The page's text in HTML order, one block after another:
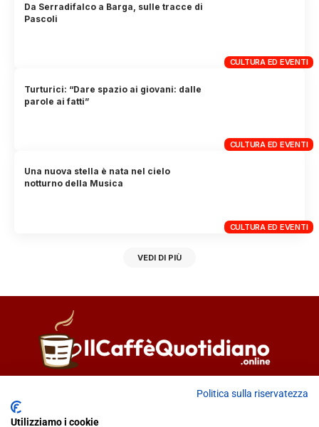
CULTURA ED EVENTI
Da Serradifalco a Barga, sulle tracce di
Pascoli
CULTURA ED EVENTI
Turturici: “Dare spazio ai giovani: dalle
parole ai fatti”
CULTURA ED EVENTI
Una nuova stella è nata nel cielo
notturno della Musica
VEDI DI PIÙ
Fiorella Falci
redazione@ilcaffequotidiano.online
Politica sulla riservatezza
Utilizziamo i cookie